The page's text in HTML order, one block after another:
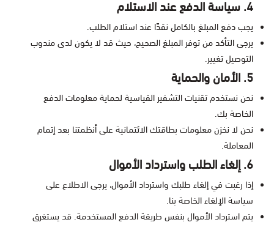
4. سياسة الدفع عند الاستلام
يجب دفع المبلغ بالكامل نقدًا عند استلام الطلب.
يرجى التأكد من توفر المبلغ الصحيح، حيث قد لا يكون لدى مندوب
التوصيل تغيير.
5. الأمان والحماية
نحن نستخدم تقنيات التشفير القياسية لحماية معلومات الدفع
الخاصة بك.
نحن لا نخزن معلومات بطاقتك الائتمانية على أنظمتنا بعد إتمام
المعاملة.
6. إلغاء الطلب واسترداد الأموال
إذا رغبت في إلغاء طلبك واسترداد الأموال، يرجى الاطلاع على
سياسة الإلغاء الخاصة بنا.
يتم استرداد الأموال بنفس طريقة الدفع المستخدمة. قد يستغرق